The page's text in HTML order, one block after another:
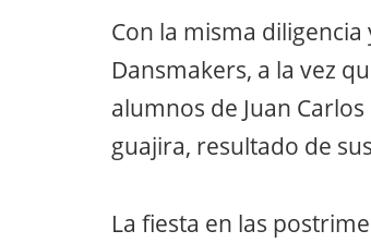
Con la misma
Dansmakers, a la vez
alumnos de Juan
guajira, resultado de
La fiesta en las